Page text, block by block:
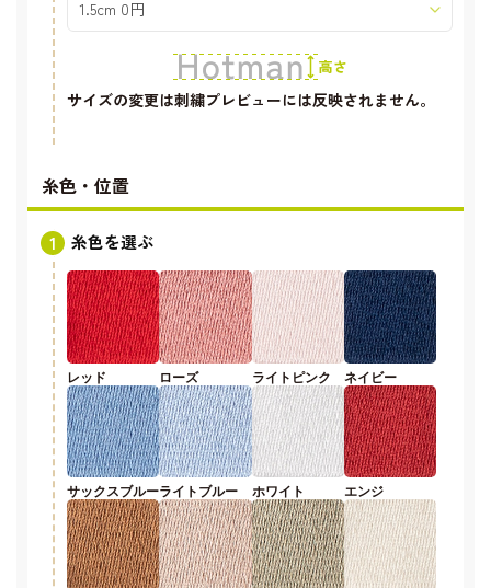
サイズの変更は刺繍プレビューには反映されません。
糸色・位置
糸色を選ぶ
レッド ローズ ライトピンク ネイビー
サックスブルーライトブルー ホワイト エンジ